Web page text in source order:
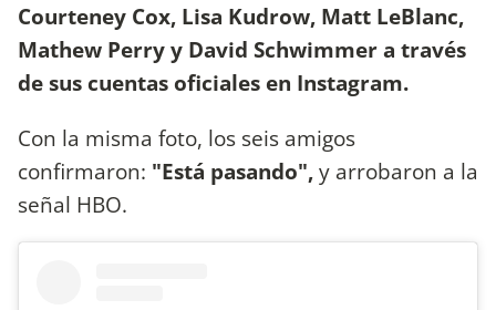
Courteney Cox, Lisa Kudrow, Matt LeBlanc,
Mathew Perry y David Schwimmer a través
de sus cuentas oficiales en Instagram.
Con la misma foto, los seis amigos
confirmaron: "Está pasando",y arrobaron a la
señal HBO.